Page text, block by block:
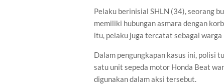
Pelaku berinisial SHLN (34), seorang
memiliki hubungan asmara dengan
itu, pelaku juga tercatat sebagai
Dalam pengungkapan kasus ini, polisi
satu unit sepeda motor Honda Beat
digunakan dalam aksi tersebut.